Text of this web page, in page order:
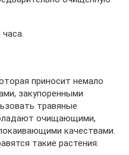
приносит немало
закупоренными
травяные
очищающими,
качествами.
такие растения: